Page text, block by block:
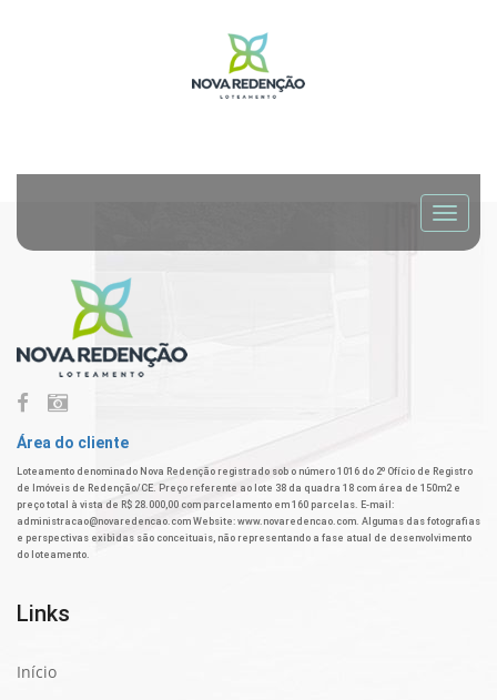
Área do cliente
Loteamento denominado Nova Redenção registrado sob o número 1016 do 2º Ofício de Registro
de Imóveis de Redenção/CE. Preço referente ao lote 38 da quadra 18 com área de 150m2 e
preço total à vista de R$ 28.000,00 com parcelamento em 160 parcelas. E-mail:
administracao@novaredencao.com Website: www.novaredencao.com. Algumas das fotografias
e perspectivas exibidas são conceituais, não representando a fase atual de desenvolvimento
do loteamento.
Links
Início